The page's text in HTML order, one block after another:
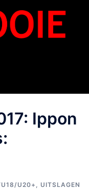
Ippon
U20+ , UITSLAGEN